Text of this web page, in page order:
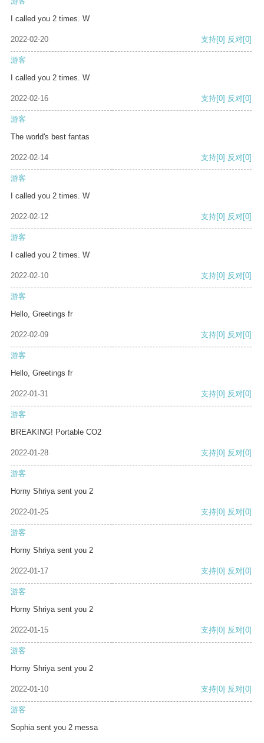
I called you 2 times. W
2022-02-20 支持[0] 反对[0]
游客
I called you 2 times. W
2022-02-16 支持[0] 反对[0]
游客
The world's best fantas
2022-02-14 支持[0] 反对[0]
游客
I called you 2 times. W
2022-02-12 支持[0] 反对[0]
游客
I called you 2 times. W
2022-02-10 支持[0] 反对[0]
游客
Hello, Greetings fr
2022-02-09 支持[0] 反对[0]
游客
Hello, Greetings fr
2022-01-31 支持[0] 反对[0]
游客
BREAKING! Portable CO2
2022-01-28 支持[0] 反对[0]
游客
Horny Shriya sent you 2
2022-01-25 支持[0] 反对[0]
游客
Horny Shriya sent you 2
2022-01-17 支持[0] 反对[0]
游客
Horny Shriya sent you 2
2022-01-15 支持[0] 反对[0]
游客
Horny Shriya sent you 2
2022-01-10 支持[0] 反对[0]
游客
Sophia sent you 2 messa